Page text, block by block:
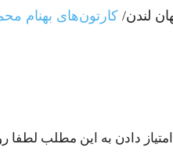
لندن/ کارتون‌های بهنام
دادن به این مطلب لطفا